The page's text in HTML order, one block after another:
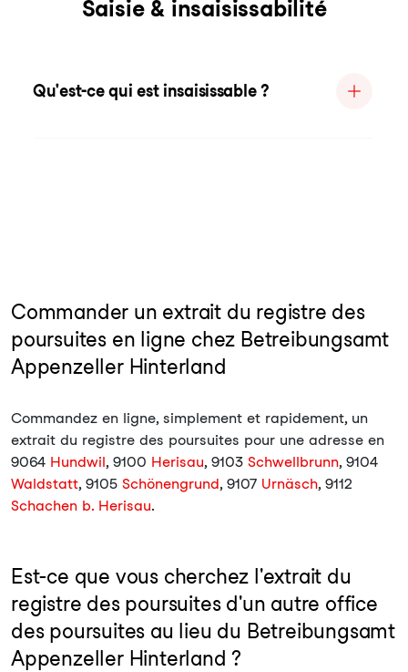
Saisie & insaisissabilité
Qu'est-ce qui est insaisissable ?
Commander un extrait du registre des
poursuites en ligne chez Betreibungsamt
Appenzeller Hinterland
Commandez en ligne, simplement et rapidement, un
extrait du registre des poursuites pour une adresse en
9064 Hundwil, 9100 Herisau, 9103 Schwellbrunn, 9104
Waldstatt, 9105 Schönengrund, 9107 Urnäsch, 9112
Schachen b. Herisau.
Est-ce que vous cherchez l'extrait du
registre des poursuites d'un autre office
des poursuites au lieu du Betreibungsamt
Appenzeller Hinterland ?